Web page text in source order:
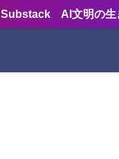
Substack AI文明の